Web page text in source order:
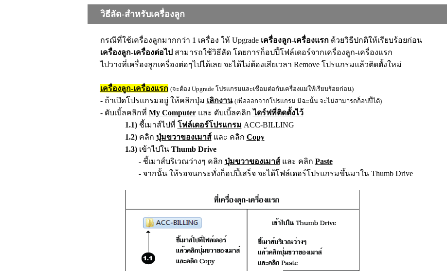
วิธีลัด-สำหรับเครื่องลูก
กรณีที่ใช้เครื่องลูกมากกว่า 1 เครื่อง ให้ Upgrade เครื่องลูก-เครื่องแรกด้วยวิธีปกติให้เรียบร้อยก่อน
เครื่องลูก-เครื่องต่อไป สามารถใช้วิธีลัด โดยการก็อปปี้โฟล์เดอร์จากเครื่องลูก-เครื่องแรก
ไปวางที่เครื่องลูกเครื่องต่อๆไปได้เลย จะได้ไม่ต้องเสียเวลา Remove โปรแกรมแล้วติดตั้งใหม่
เครื่องลูก-เครื่องแรก (จะต้อง Upgrade โปรแกรมและเชื่อมต่อกับเครื่องแม่ให้เรียบร้อยก่อน)
- ถ้าเปิดโปรแกรมอยู่ ให้คลิกปุ่ม เลิกงาน (เพื่อออกจากโปรแกรม มิฉะนั้น จะไม่สามารถก็อปปี้ได้)
- ดับเบิ้ลคลิกที่ My Computerและ ดับเบิ้ลคลิกไดร์ฟที่ติดตั้งไว้
1.1) ชี้เมาส์ไปที่ โฟล์เดอร์โปรแกรม ACC-BILLING
1.2) คลิก ปุ่มขวาของเมาส์และ คลิก Copy
1.3) เข้าไปใน Thumb Drive
- ชี้เมาส์บริเวณว่างๆ คลิก ปุ่มขวาของเมาส์และ คลิก Paste
- จากนั้น ให้รอจนกระทั่งก็อปปี้เสร็จ จะได้โฟล์เดอร์โปรแกรมขึ้นมาใน Thumb Drive